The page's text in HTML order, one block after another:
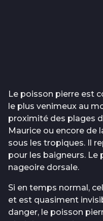
Le poisson pierre est
le plus venimeux au
proximité des plages
Maurice ou encore de
sous les tropiques. Il
pour les baigneurs. Le
nageoire dorsale.
Si en temps normal,
et est quasiment
danger, le poisson